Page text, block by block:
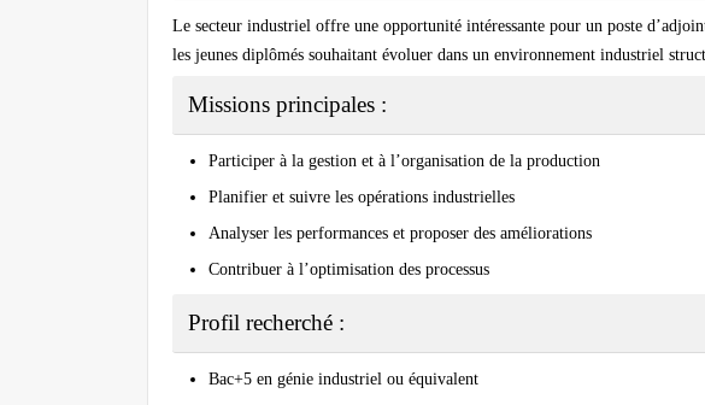
Le secteur industriel offre une opportunité intéressante pour un poste
les jeunes diplômés souhaitant évoluer dans un environnement industriel
Missions principales :
Participer à la gestion et à l’organisation de la production
Planifier et suivre les opérations industrielles
Analyser les performances et proposer des améliorations
Contribuer à l’optimisation des processus
Profil recherché :
Bac+5 en génie industriel ou équivalent